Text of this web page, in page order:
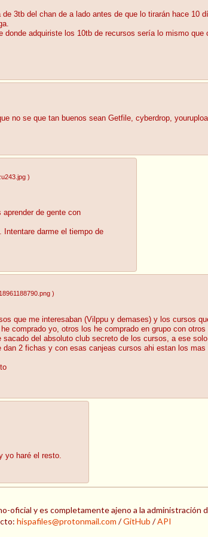
3tb del chan de a lado antes de que lo tirarán hace 10
donde adquiriste los 10tb de recursos sería lo mismo que
no se que tan buenos sean Getfile, cyberdrop,
)
de gente con
Intentare darme el tiempo de
)
que me interesaban (Vilppu y demases) y los cursos
comprado yo, otros los he comprado en grupo con
del absoluto club secreto de los cursos, a ese
2 fichas y con esas canjeas cursos ahi estan los
yo haré el resto.
oficial y es completamente ajeno a la administración
hispafiles@protonmail.com /GitHub /API